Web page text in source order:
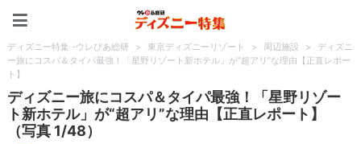
ディズニー特集 -ウレぴあ総研 > 東京ディズニーリゾート > 周辺施設 >
ディズニ
ー旅にコスパ＆タイパ最強！「星野リゾート新ホテル」が“超アリ”な理由【正直レポー
ト】
ディズニー旅にコスパ＆タイパ最強！「星野リゾー
ト新ホテル」が“超アリ”な理由【正直レポート】
（写真 1/48）